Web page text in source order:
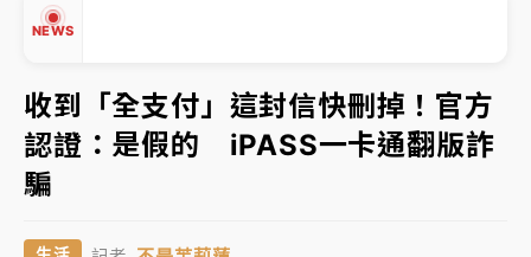
NEWS
有片｜
連根拔起
中颱白海豚風雨來了！中部以北防豪雨 今晚、明天影
響最劇烈
白海豚逼近！北市水門只出不進 未移置車輛最高罰
4800＋拖吊費
油價持續凍漲！ 中油宣布下周一汽柴油價格維持不變
▼
收到「全支付」這封信快刪掉！官方
認證：是假的 iPASS一卡通翻版詐
騙